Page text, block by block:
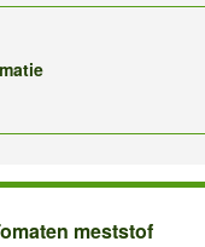
meststof